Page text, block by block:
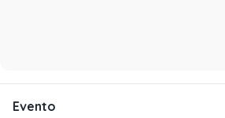
Evento